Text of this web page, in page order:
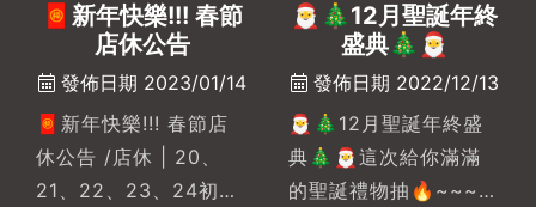
-\ 研習課程場地租借 /
🥇可容納15~30人靜動
態研習、靜態進修研習
研習器材 :整面玻璃可
書寫、投影布幕、按摩
床🏙: 高雄市左營區文
🧧新年快樂!!! 春節
店休公告
發佈日期 2023/01/14
🧧新年快樂!!! 春節店
休公告 /店休 | 20、
21、22、23、24初四
🎅🎄12月聖誕年終
盛典🎄🎅
發佈日期 2022/12/13
🎅🎄12月聖誕年終盛
典🎄🎅這次給你滿滿
的聖誕禮物抽🔥~~~外